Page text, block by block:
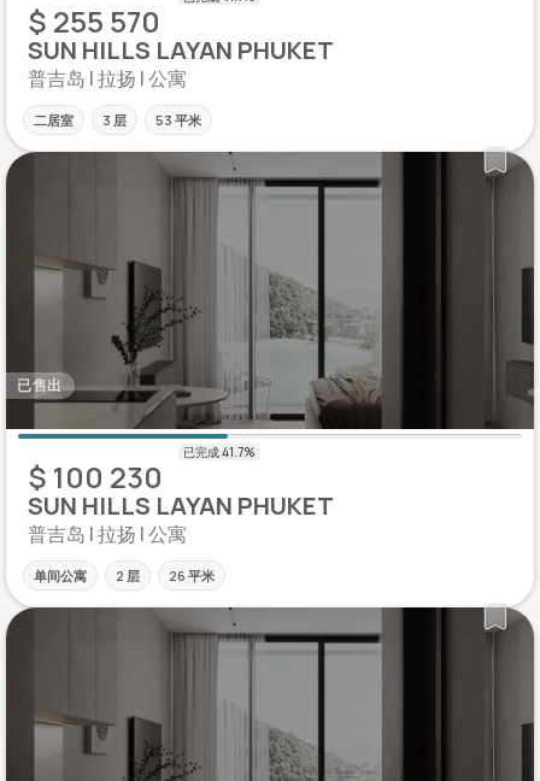
$ 255 570
SUN HILLS LAYAN PHUKET
普吉岛 | 拉扬 | 公寓
二居室 3 层 53 平米
已售出
$ 100 230
SUN HILLS LAYAN PHUKET
普吉岛 | 拉扬 | 公寓
单间公寓 2 层 26 平米